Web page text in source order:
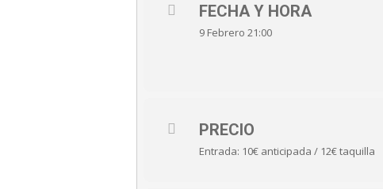
FECHA Y HORA
9 Febrero 21:00
PRECIO
Entrada: 10€ anticipada / 12€ taquilla